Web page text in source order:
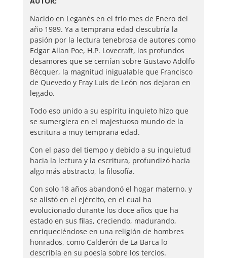
Nacido en Leganés en el frío mes de Enero del
año 1989. Ya a temprana edad descubría la
pasión por la lectura tenebrosa de autores como
Edgar Allan Poe, H.P. Lovecraft, los profundos
desamores que se cernían sobre Gustavo Adolfo
Bécquer, la magnitud inigualable que Francisco
de Quevedo y Fray Luis de León nos dejaron en
legado.
Todo eso unido a su espíritu inquieto hizo que
se sumergiera en el majestuoso mundo de la
escritura a muy temprana edad.
Con el paso del tiempo y debido a su inquietud
hacia la lectura y la escritura, profundizó hacia
algo más abstracto, la filosofía.
Con solo 18 años abandonó el hogar materno, y
se alistó en el ejército, en el cual ha
evolucionado durante los doce años que ha
estado en sus filas, creciendo, madurando,
enriqueciéndose en una religión de hombres
honrados, como Calderón de La Barca lo
describía en su poesía sobre los tercios.